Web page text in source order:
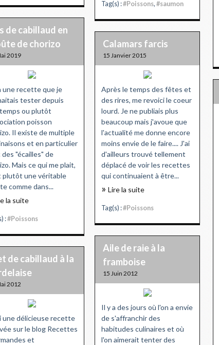
Tag(s) :#Poissons, #saumon
de cabillaud en
de chorizo
2019
une recette que je
tester depuis
ou plutôt
poisson
Il existe de multiple
et en particulier
des "écailles" de
Mais ce qui me plait,
plutôt une véritable
comme dans...
la suite
:#Poissons
Calamars farcis
15 Janvier 2015
Après le temps des fêtes et
des rires, me revoici le coeur
lourd. Je ne publiais plus
beaucoup mais j'avoue que
l'actualité me donne encore
moins envie de le faire.... J'ai
d'ailleurs trouvé tellement
déplacé de voir les recettes
qui continuaient à être...
Lire la suite
Tag(s) :#Poissons
Aile de raie à la
framboise
15 Juin 2012
Il y a des jours où l'on a envie
de s'affranchir des
habitudes culinaires et où
l'on aimerait tenter des
de cabillaud à la
2012
une délicieuse recette
sur le blog Recettes
et